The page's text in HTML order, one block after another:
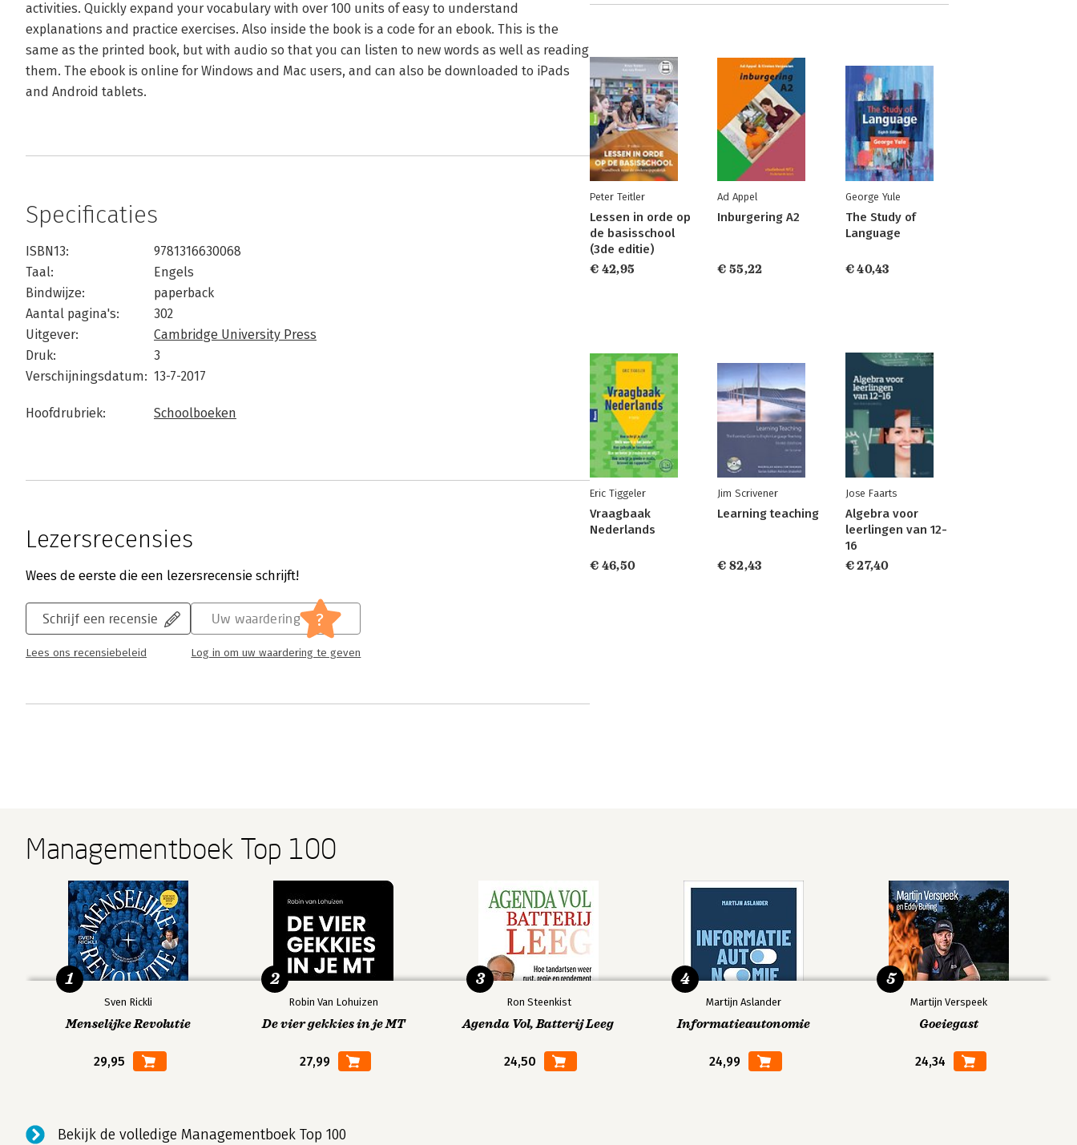
activities. Quickly expand your vocabulary with over 100 units of easy to understand
explanations and practice exercises. Also inside the book is a code for an ebook. This is the
same as the printed book, but with audio so that you can listen to new words as well as reading
them. The ebook is online for Windows and Mac users, and can also be downloaded to iPads
and Android tablets.
Specificaties
ISBN13:
9781316630068
Taal:
Engels
Bindwijze:
paperback
Aantal pagina's:
302
Uitgever:
Cambridge University Press
Druk:
3
Verschijningsdatum: 13-7-2017
Hoofdrubriek: Schoolboeken
Lezersrecensies
Wees de eerste die een lezersrecensie schrijft!
Schrijf een recensie
Lees ons recensiebeleid
Uw waardering ?
Log in om uw waardering te geven
Peter Teitler
Lessen in orde op
de basisschool
(3de editie)
€ 42,95
Ad Appel
Inburgering A2
€ 55,22
George Yule
The Study of
Language
€ 40,43
Eric Tiggeler
Vraagbaak
Nederlands
€ 46,50
Jim Scrivener
Learning teaching
€ 82,43
Jose Faarts
Algebra voor
leerlingen van 12-
16
€ 27,40
Managementboek Top 100
Sven Rickli
Menselijke Revolutie
29,95
1
Robin Van Lohuizen
De vier gekkies in je MT
27,99
2
Ron Steenkist
Agenda Vol, Batterij Leeg
24,50
3
Martijn Aslander
Informatieautonomie
24,99
4
Martijn Verspeek
Goeiegast
24,34
5
Bekijk de volledige Managementboek Top 100